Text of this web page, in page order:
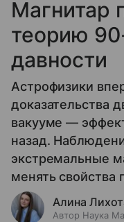
Магнитар
теорию
давности
Астрофизики
доказательства
вакууме —
назад.
экстремальные
менять свойства
Алина
Автор Наука